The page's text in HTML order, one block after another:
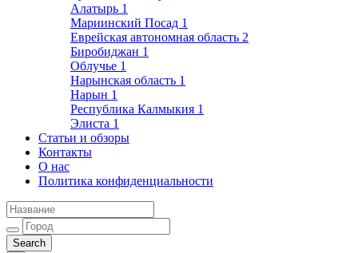
Алатырь 1
Мариинский Посад 1
Еврейская автономная область 2
Биробиджан 1
Облучье 1
Нарынская область 1
Нарын 1
Республика Калмыкия 1
Элиста 1
Статьи и обзоры
Контакты
О нас
Политика конфиденциальности